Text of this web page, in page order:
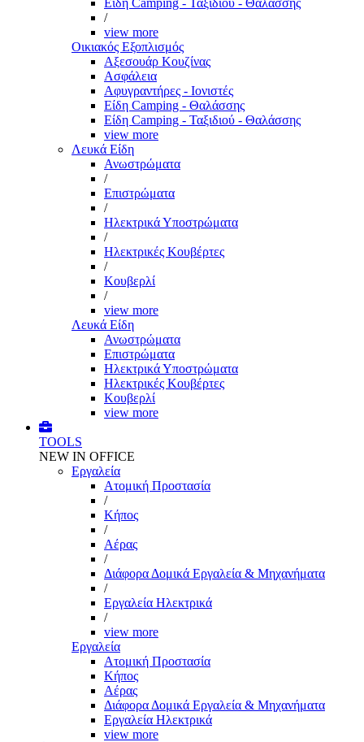
Είδη Camping - Ταξιδιού - Θαλάσσης
/
view more
Οικιακός Εξοπλισμός
Αξεσουάρ Κουζίνας
Ασφάλεια
Αφυγραντήρες - Ιονιστές
Είδη Camping - Θαλάσσης
Είδη Camping - Ταξιδιού - Θαλάσσης
view more
Λευκά Είδη
Ανωστρώματα
/
Επιστρώματα
/
Ηλεκτρικά Υποστρώματα
/
Ηλεκτρικές Κουβέρτες
/
Κουβερλί
/
view more
Λευκά Είδη
Ανωστρώματα
Επιστρώματα
Ηλεκτρικά Υποστρώματα
Ηλεκτρικές Κουβέρτες
Κουβερλί
view more
TOOLS
NEW IN OFFICE
Εργαλεία
Aτομική Προστασία
/
Kήπος
/
Αέρας
/
Διάφορα Δομικά Εργαλεία & Μηχανήματα
/
Εργαλεία Ηλεκτρικά
/
view more
Εργαλεία
Aτομική Προστασία
Kήπος
Αέρας
Διάφορα Δομικά Εργαλεία & Μηχανήματα
Εργαλεία Ηλεκτρικά
view more